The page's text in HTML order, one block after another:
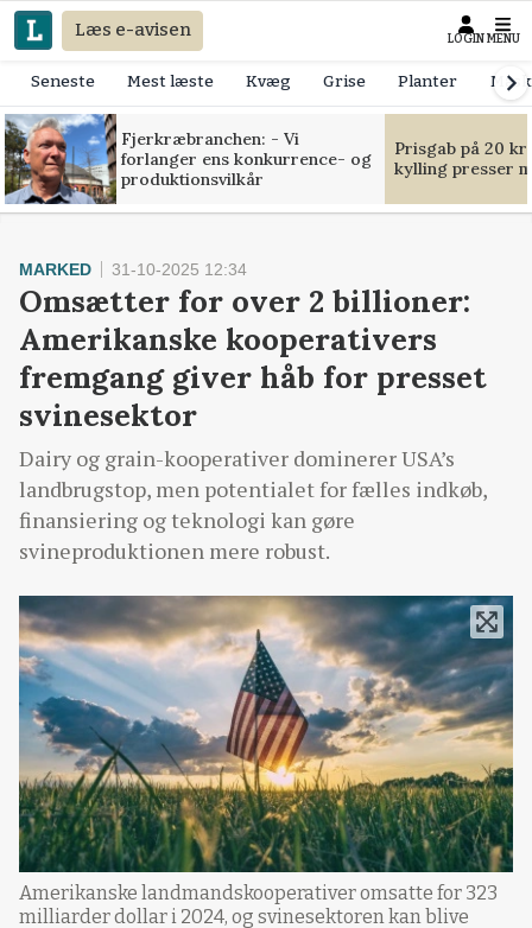
Læs e-avisen LOGIN MENU
Seneste Mest læste Kvæg Grise Planter
Fjerkræbranchen: - Vi
forlanger ens konkurrence- og
produktionsvilkår
Prisgab på 20
kylling presser
MARKED 31-10-2025 12:34
Omsætter for over 2 billioner:
Amerikanske kooperativers
fremgang giver håb for presset
svinesektor
Dairy og grain-kooperativer dominerer USA’s
landbrugstop, men potentialet for fælles indkøb,
finansiering og teknologi kan gøre
svineproduktionen mere robust.
Amerikanske landmandskooperativer omsatte for 323
milliarder dollar i 2024, og svinesektoren kan blive